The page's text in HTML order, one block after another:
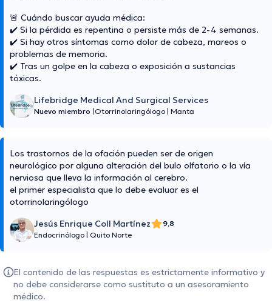
🚨 Cuándo buscar ayuda médica:
✔️ Si la pérdida es repentina o persiste más de 2-4 semanas.
✔️ Si hay otros síntomas como dolor de cabeza, mareos o
problemas de memoria.
✔️ Tras un golpe en la cabeza o exposición a sustancias
tóxicas.
Lifebridge Medical And Surgical Services
Nuevo miembro Otorrinolaringólogo Manta
Los trastornos de la ofación pueden ser de origen
neurológico por alguna alteración del bulo olfatorio o la vía
nerviosa que lleva la información al cerebro.
el primer especialista que lo debe evaluar es el
otorrinolaringólogo
Jesús Enrique Coll Martínez
9,8
Endocrinólogo Quito Norte
El contenido de las respuestas es estrictamente informativo y
no debe considerarse como sustituto a un asesoramiento
médico.